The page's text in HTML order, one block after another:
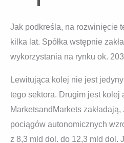
Jak podkreśla, na rozwinięcie
kilka lat. Spółka wstępnie
wykorzystania na rynku ok.
Lewitująca kolej nie jest
tego sektora. Drugim jest kolej
MarketsandMarkets
pociągów autonomicznych
z 8,3 mld dol. do 12,3 mld dol.